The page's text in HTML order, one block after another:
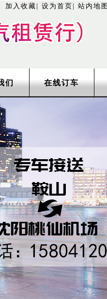
加入收藏 设为首页 站内地图
们 在线订车